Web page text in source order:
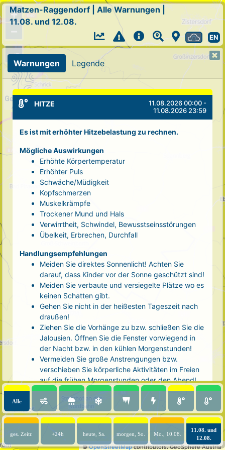
+
©OpenStreetMapcontributors. GeoSphere Austria
Matzen-Raggendorf Alle Warnungen
11.08. und 12.08.
EN
Warnungen Legende
HITZE
11.08.2026 00:00 -
11.08.2026 23:59
Es ist mit erhöhter Hitzebelastung zu rechnen.
Mögliche Auswirkungen
Erhöhte Körpertemperatur
Erhöhter Puls
Schwäche/Müdigkeit
Kopfschmerzen
Muskelkrämpfe
Trockener Mund und Hals
Verwirrtheit, Schwindel, Bewusstseinsstörungen
Übelkeit, Erbrechen, Durchfall
Handlungsempfehlungen
Meiden Sie direktes Sonnenlicht! Achten Sie
darauf, dass Kinder vor der Sonne geschützt sind!
Meiden Sie verbaute und versiegelte Plätze wo es
keinen Schatten gibt.
Gehen Sie nicht in der heißesten Tageszeit nach
draußen!
Ziehen Sie die Vorhänge zu bzw. schließen Sie die
Jalousien. Öffnen Sie die Fenster vorwiegend in
der Nacht bzw. in den kühlen Morgenstunden!
Vermeiden Sie große Anstrengungen bzw.
verschieben Sie körperliche Aktivitäten im Freien
auf die frühen Morgenstunden oder den Abend!
Tragen Sie luftige, helle Kleidung und eine
Kopfbedeckung!
Nehmen Sie eine kühle Dusche! Auch kalte Arm-
und Fußbäder wirken entlastend.
Trinken Sie ausreichend und regelmäßig
(mindestens 2 - 3 Liter pro Tag)! Optimal sind
Alle
ges. Zeitr. +24h heute, Sa. morgen, So. Mo., 10.08.
11.08. und
12.08.